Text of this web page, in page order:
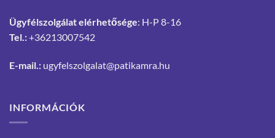
Ügyfélszolgálat elérhetősége: H-P 8-16
Tel.:+36213007542
E-mail.: ugyfelszolgalat@patikamra.hu
INFORMÁCIÓK